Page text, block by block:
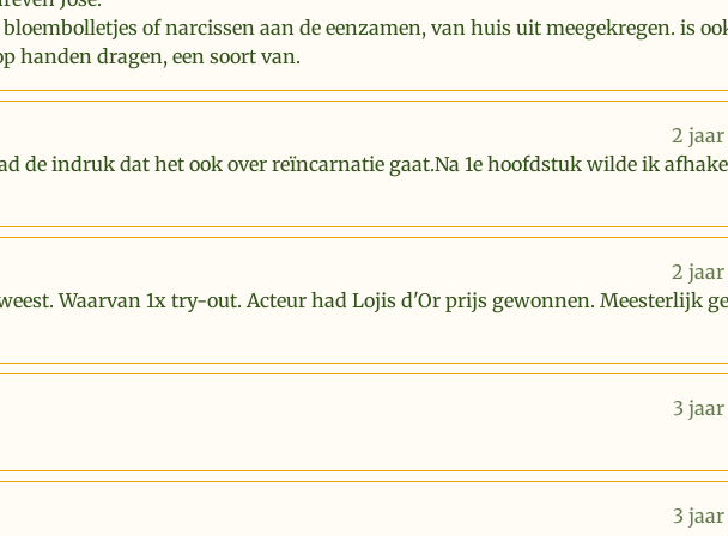
of narcissen aan de eenzamen, van huis uit meegekregen. is
handen dragen, een soort van.
2 jaar
de indruk dat het ook over reïncarnatie gaat.Na 1e hoofdstuk wilde ik
2 jaar
Waarvan 1x try-out. Acteur had Lojis d'Or prijs gewonnen. Meesterlijk
3
3